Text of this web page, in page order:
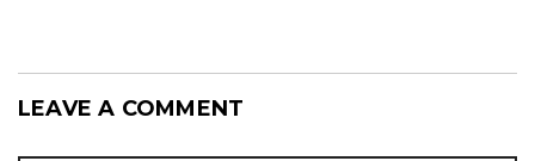
LEAVE A COMMENT